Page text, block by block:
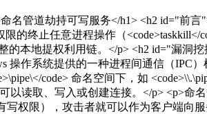
管道劫持可写服务</h1> <h2 id="前
的终止任意进程操作（
本地提权利用链。</p> <h2 id="漏洞
操作系统提供的一种进程间通信（
code> 命名空间下，如
以读取、写入或创建连接。</p> <p>
写权限），攻击者就可以作为客户端